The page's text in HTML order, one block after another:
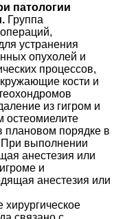
Академика Янгеля
Таганская
; м. Киевская
≈56724₽
патологии
Группа
устранения
опухолей и
процессов,
кости и
из гигром и
остеомиелите
плановом порядке в
При выполнении
анестезия или
и
анестезия или